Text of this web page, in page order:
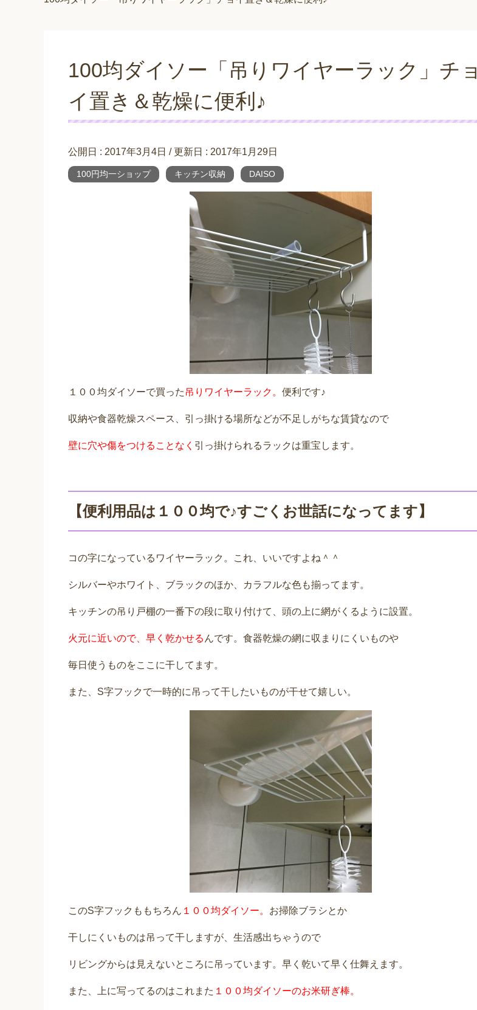
100均ダイソー「吊りワイヤーラック」チョ
イ置き＆乾燥に便利♪
公開日 : 2017年3月4日 / 更新日 : 2017年1月29日
100円均一ショップ キッチン収納 DAISO
１００均ダイソーで買った 吊りワイヤーラック。 便利です♪
収納や食器乾燥スペース、引っ掛ける場所などが不足しがちな賃貸なので
壁に穴や傷をつけることなく 引っ掛けられるラックは重宝します。
【便利用品は１００均で♪すごくお世話になってます】
コの字になっているワイヤーラック。これ、いいですよね＾＾
シルバーやホワイト、ブラックのほか、カラフルな色も揃ってます。
キッチンの吊り戸棚の一番下の段に取り付けて、頭の上に網がくるように設置。
火元に近いので、早く乾かせる んです。食器乾燥の網に収まりにくいものや
毎日使うものをここに干してます。
また、S字フックで一時的に吊って干したいものが干せて嬉しい。
このS字フックももちろん １００均ダイソー。 お掃除ブラシとか
干しにくいものは吊って干しますが、生活感出ちゃうので
リビングからは見えないところに吊っています。早く乾いて早く仕舞えます。
また、上に写ってるのはこれまた １００均ダイソーのお米研ぎ棒。